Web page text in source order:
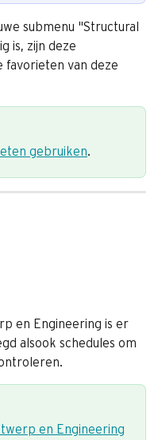
submenu "Structural
is, zijn deze
favorieten van deze
gebruiken.
en Engineering is er
alsook schedules om
en Engineering